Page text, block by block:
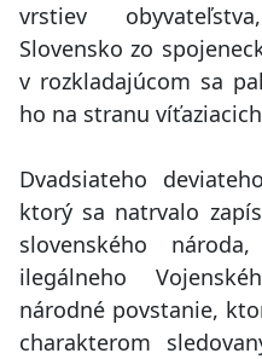
vrstiev
Slovensko zo
v rozkladajúcom sa
ho na stranu
Dvadsiateho
ktorý sa natrvalo
slovenského
ilegálneho
národné povstanie,
charakterom